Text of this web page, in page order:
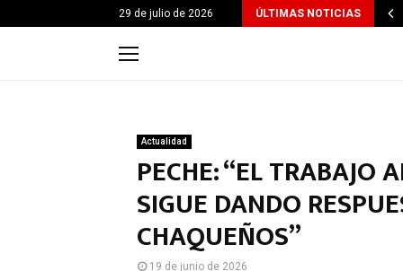
29 de julio de 2026 ÚLTIMAS NOTICIAS
Actualidad
PECHE: “EL TRABAJO
SIGUE DANDO
CHAQUEÑOS”
19 de junio de 2026